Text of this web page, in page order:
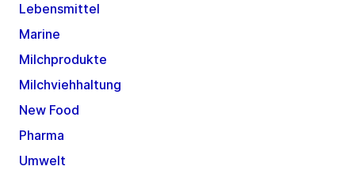
Lebensmittel
Marine
Milchprodukte
Milchviehhaltung
New Food
Pharma
Umwelt